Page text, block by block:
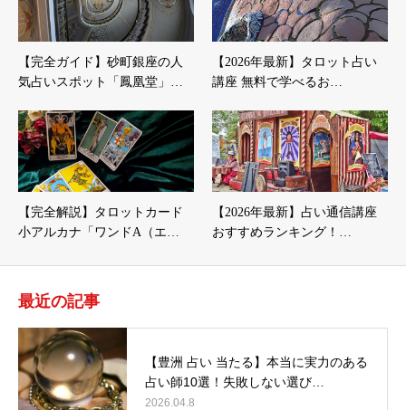
【完全ガイド】砂町銀座の人
気占いスポット「鳳凰堂」…
【2026年最新】タロット占い
講座 無料で学べるお…
【完全解説】タロットカード
小アルカナ「ワンドA（エ…
【2026年最新】占い通信講座
おすすめランキング！…
最近の記事
【豊洲 占い 当たる】本当に実力のある
占い師10選！失敗しない選び…
2026.04.8